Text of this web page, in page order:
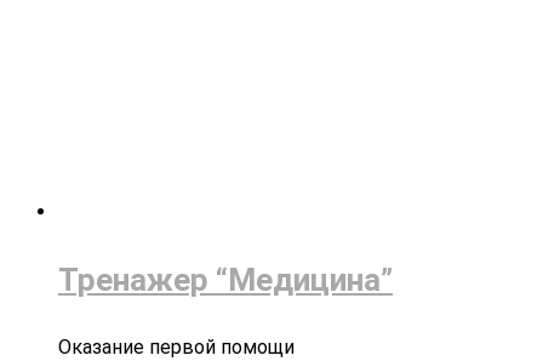
Тренажер “Медицина”
Оказание первой помощи